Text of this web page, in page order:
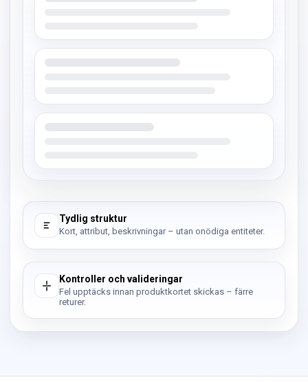
Tydlig struktur
Kort, attribut, beskrivningar – utan onödiga entiteter.
Kontroller och valideringar
Fel upptäcks innan produktkortet skickas – färre
returer.